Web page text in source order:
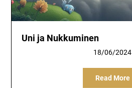
Uni ja Nukkuminen
18/06/2024
Read More